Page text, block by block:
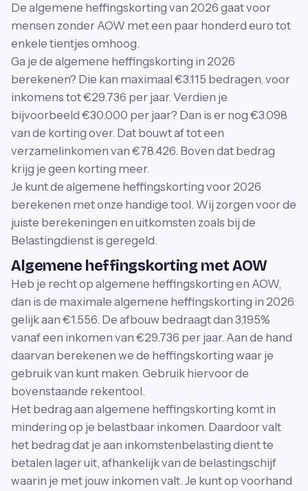
De algemene heffingskorting van 2026 gaat voor
mensen zonder AOW met een paar honderd euro tot
enkele tientjes omhoog.
Ga je de algemene heffingskorting in 2026
berekenen? Die kan maximaal €3.115 bedragen, voor
inkomens tot €29.736 per jaar. Verdien je
bijvoorbeeld €30.000 per jaar? Dan is er nog €3.098
van de korting over. Dat bouwt af tot een
verzamelinkomen van €78.426. Boven dat bedrag
krijg je geen korting meer.
Je kunt de algemene heffingskorting voor 2026
berekenen met onze handige tool. Wij zorgen voor de
juiste berekeningen en uitkomsten zoals bij de
Belastingdienst is geregeld.
Algemene heffingskorting met AOW
Heb je recht op algemene heffingskorting en AOW,
dan is de maximale algemene heffingskorting in 2026
gelijk aan €1.556. De afbouw bedraagt dan 3,195%
vanaf een inkomen van €29.736 per jaar. Aan de hand
daarvan berekenen we de heffingskorting waar je
gebruik van kunt maken. Gebruik hiervoor de
bovenstaande rekentool.
Het bedrag aan algemene heffingskorting komt in
mindering op je belastbaar inkomen. Daardoor valt
het bedrag dat je aan inkomstenbelasting dient te
betalen lager uit, afhankelijk van de belastingschijf
waarin je met jouw inkomen valt. Je kunt op voorhand